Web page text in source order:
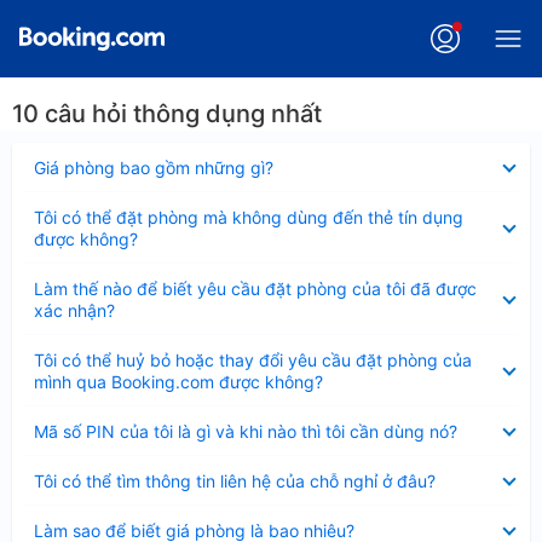
10 câu hỏi thông dụng nhất
Giá phòng bao gồm những gì?
thu
Tôi có thể đặt phòng mà không dùng đến thẻ tín dụng
được không?
thu
gọn
Làm thế nào để biết yêu cầu đặt phòng của tôi đã được
xác nhận?
thu
gọn
Tôi có thể huỷ bỏ hoặc thay đổi yêu cầu đặt phòng của
mình qua Booking.com được không?
thu
gọn
Mã số PIN của tôi là gì và khi nào thì tôi cần dùng nó?
thu
Tôi có thể tìm thông tin liên hệ của chỗ nghỉ ở đâu?
thu
Làm sao để biết giá phòng là bao nhiêu?
thu